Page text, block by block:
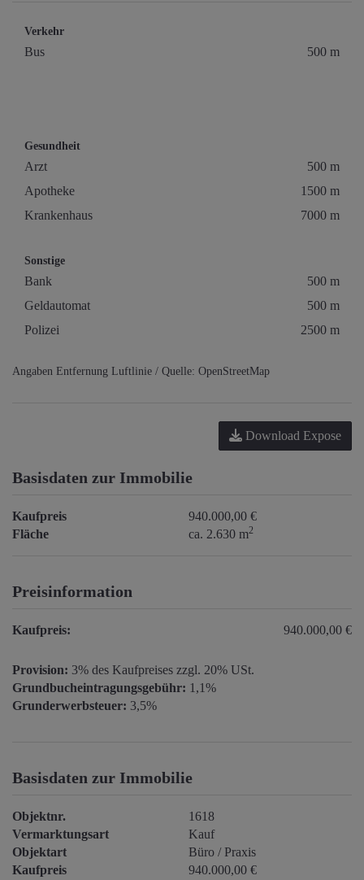
Verkehr
Bus 500 m
Gesundheit
Arzt
500 m
Apotheke
1500 m
Krankenhaus
7000 m
Sonstige
Bank
500 m
Geldautomat
500 m
Polizei
2500 m
Angaben Entfernung Luftlinie / Quelle: OpenStreetMap
Download Expose
Basisdaten zur Immobilie
Kaufpreis
940.000,00 €
Fläche
ca. 2.630 m2
Preisinformation
Kaufpreis: 940.000,00 €
Provision: 3% des Kaufpreises zzgl. 20% USt.
Grundbucheintragungsgebühr: 1,1%
Grunderwerbsteuer: 3,5%
Basisdaten zur Immobilie
Objektnr.
1618
Vermarktungsart
Kauf
Objektart
Büro / Praxis
Kaufpreis
940.000,00 €